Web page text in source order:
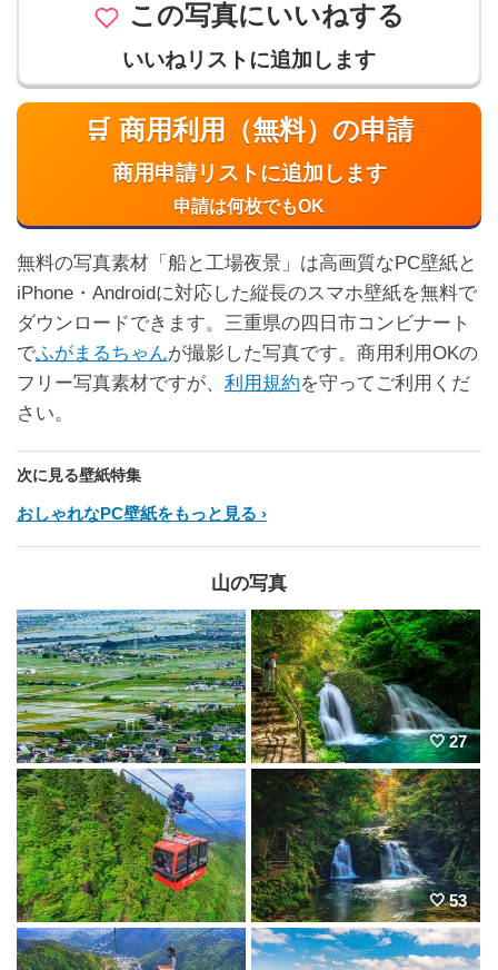
この写真にいいねする
いいねリストに追加します
🛒 商用利用（無料）の申請
商用申請リストに追加します
申請は何枚でもOK
無料の写真素材「船と工場夜景」は高画質なPC壁紙と
iPhone・Androidに対応した縦長のスマホ壁紙を無料で
ダウンロードできます。三重県の四日市コンビナート
でふがまるちゃんが撮影した写真です。商用利用OKの
フリー写真素材ですが、 利用規約を守ってご利用くだ
さい。
次に見る壁紙特集
おしゃれなPC壁紙をもっと見る
山の写真
27
53